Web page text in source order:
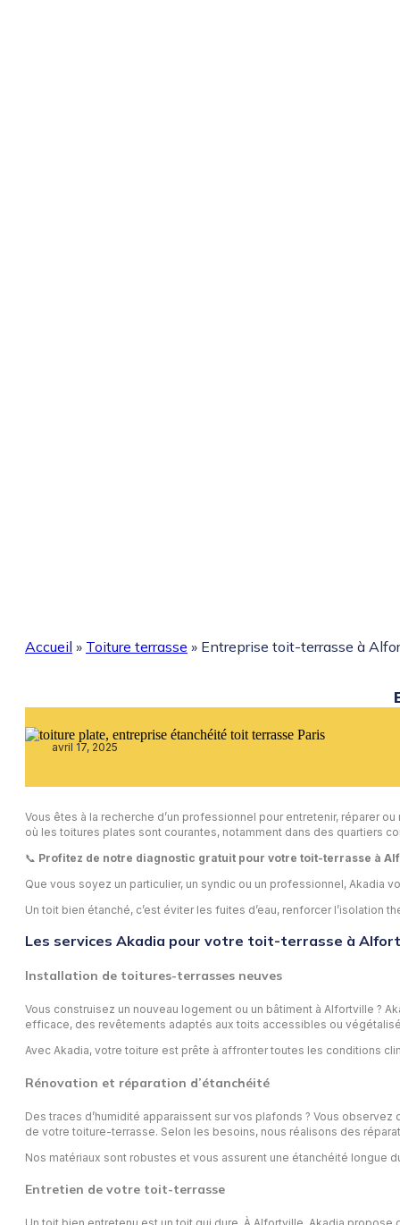
Accueil » Toiture terrasse » Entreprise toit-terrasse à
avril 17, 2025
Vous êtes à la recherche d’un professionnel pour entretenir, réparer
où les toitures plates sont courantes, notamment dans des quartiers
📞 Profitez de notre diagnostic gratuit pour votre toit-terrasse à
Que vous soyez un particulier, un syndic ou un professionnel,
Un toit bien étanché, c’est éviter les fuites d’eau, renforcer
Les services Akadia pour votre toit-terrasse à
Installation de toitures-terrasses neuves
Vous construisez un nouveau logement ou un bâtiment à Alfortville ?
efficace, des revêtements adaptés aux toits accessibles ou
Avec Akadia, votre toiture est prête à affronter toutes les conditions
Rénovation et réparation d’étanchéité
Des traces d’humidité apparaissent sur vos plafonds ? Vous
de votre toiture-terrasse. Selon les besoins, nous réalisons des
Nos matériaux sont robustes et vous assurent une étanchéité longue
Entretien de votre toit-terrasse